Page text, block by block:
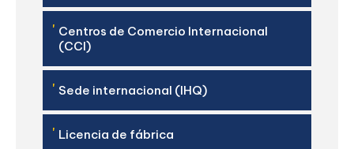
' Centros de Comercio Internacional
(CCI)
' Sede internacional (IHQ)
' Licencia de fábrica